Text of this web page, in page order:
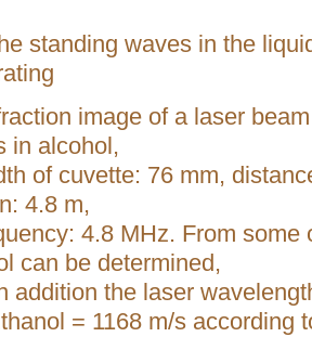
standing waves in the
image of a laser
in alcohol,
of cuvette: 76 mm,
4.8 m,
4.8 MHz. From some
can be determined,
the laser
= 1168 m/s according